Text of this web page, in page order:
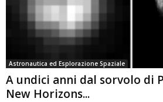
Astronautica ed Esplorazione Spaziale
A undici anni dal sorvolo di
New Horizons...